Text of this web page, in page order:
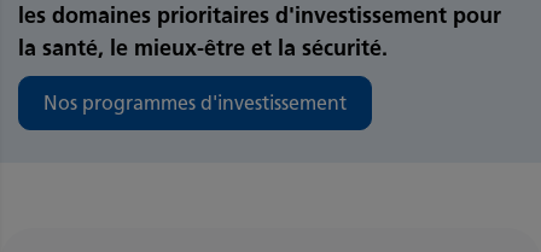
les domaines prioritaires d'investissement pour
la santé, le mieux-être et la sécurité.
Nos programmes d'investissement